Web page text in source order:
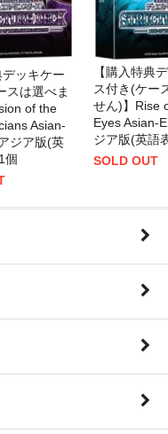
デッキケー
スは選べま
of the
Asian-
ジア版(英
個
【購入特典
ス付き(ケー
せん)】Rise
Eyes Asian-
ジア版(英語
SOLD OUT